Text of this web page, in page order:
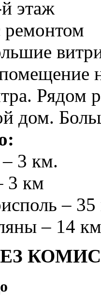
этаж
ремонтом
дом.
– 3 км.
3 км
–
– 14 км
БЕЗ